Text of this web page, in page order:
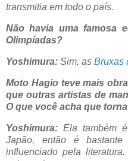
transmitia em todo o país.
Não havia uma famosa
Olimpíadas?
Yoshimura: Sim, as Bruxas
Moto Hagio teve mais
que outras artistas de
O que você acha que
Yoshimura: Ela também
Japão, então é
influenciado pela